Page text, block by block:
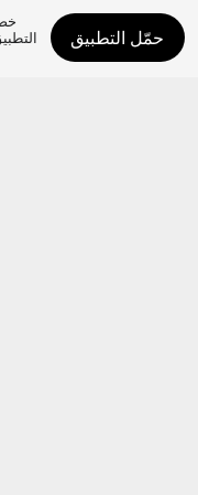
حمّل التطبيق